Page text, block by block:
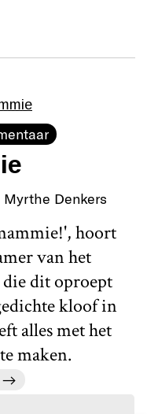
Myrthe Denkers
hoort
van het
dit oproept
kloof in
alles met het
maken.